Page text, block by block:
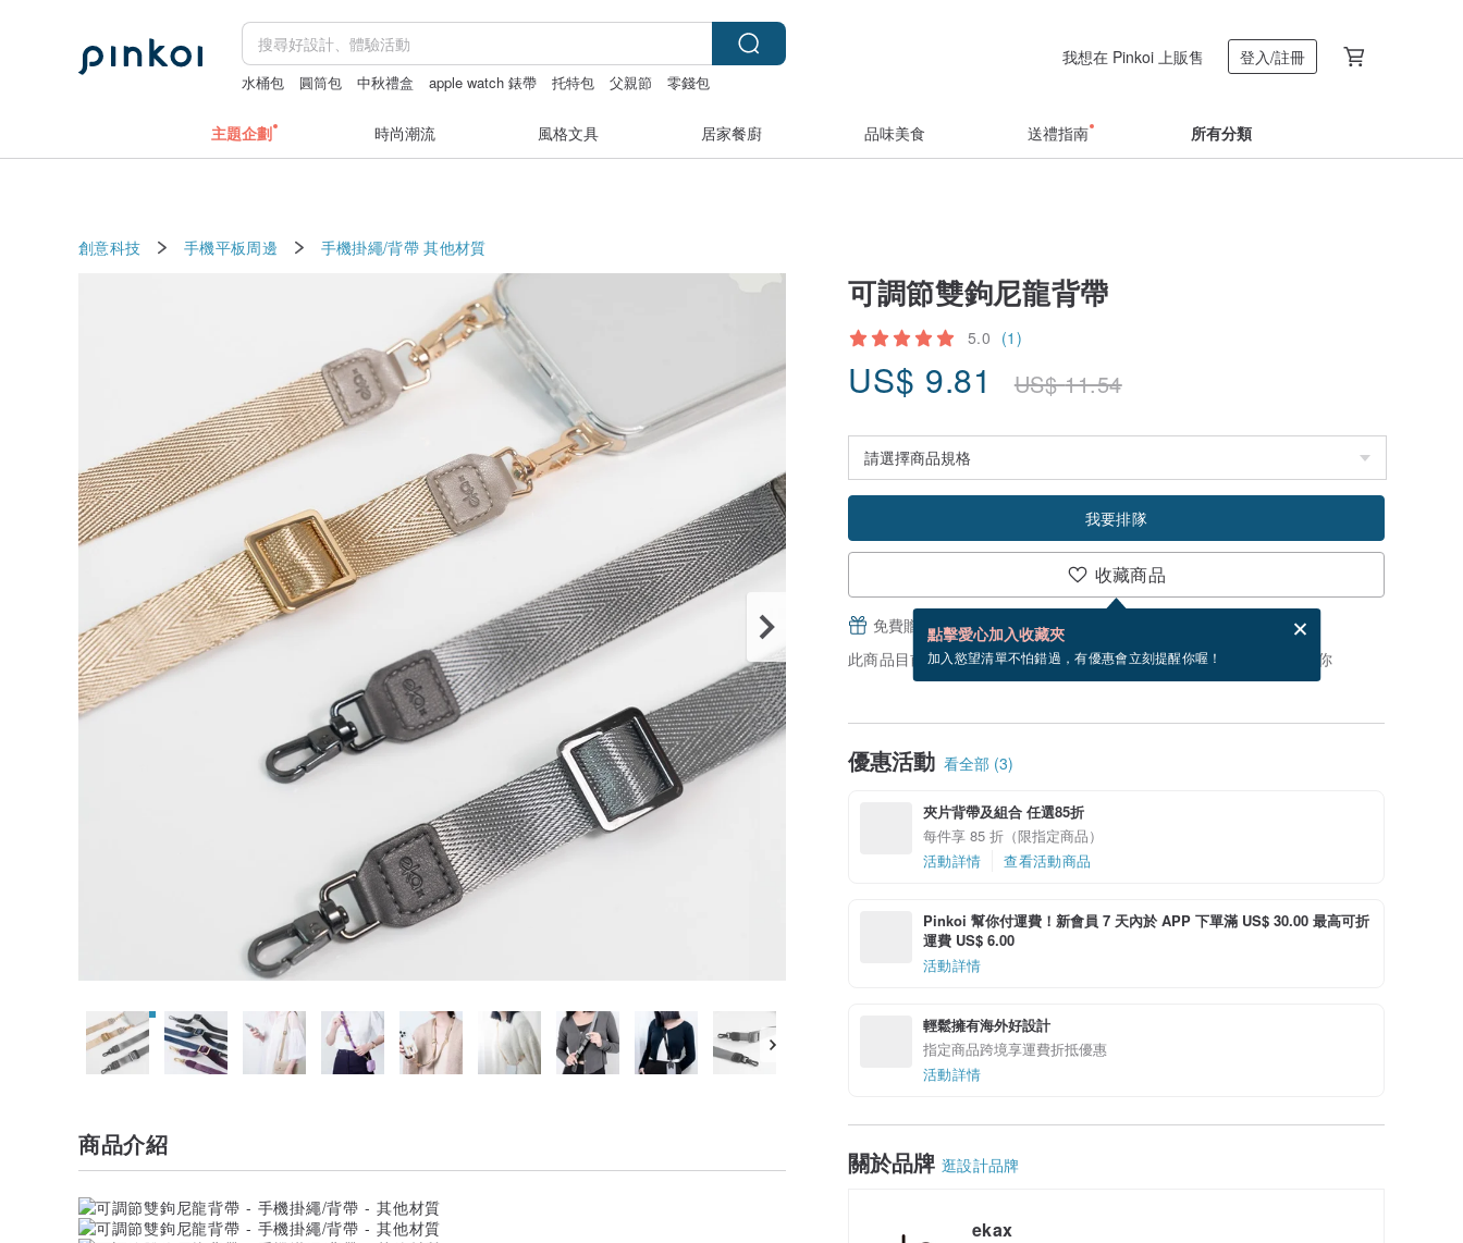
水桶包 圓筒包 中秋禮盒 apple watch 錶帶 托特包 父親節
零錢包
我想在 Pinkoi 上販售 登入/註冊
主題企劃 時尚潮流 風格文具 居家餐廚 品味美食 送禮指南 所有分類
創意科技 手機平板周邊 手機掛繩/背帶 其他材質
可調節雙鉤尼龍背帶
5.0 (1)
US$ 9.81 US$11.54
我要排隊
收藏商品
點擊愛心加入收藏夾
加入慾望清單不怕錯過，有優惠會立刻提醒你喔！
免費贈送電子賀卡，結帳完成後填寫
此商品目前沒現貨，你可以按「我要排隊」，當有貨會主動發信通知你
優惠活動 看全部 (3)
夾片背帶及組合 任選85折
每件享 85 折（限指定商品）
活動詳情
查看活動商品
Pinkoi 幫你付運費！新會員 7 天內於 APP 下單滿 US$ 30.00 最高可折
運費 US$ 6.00
活動詳情
輕鬆擁有海外好設計
指定商品跨境享運費折抵優惠
活動詳情
關於品牌 逛設計品牌
ekax
商品介紹